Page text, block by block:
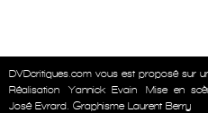
DVDcritiques.com vous est proposé sur
Réalisation
Yannick Evain Mise en
José Evrard. Graphisme Laurent Berry